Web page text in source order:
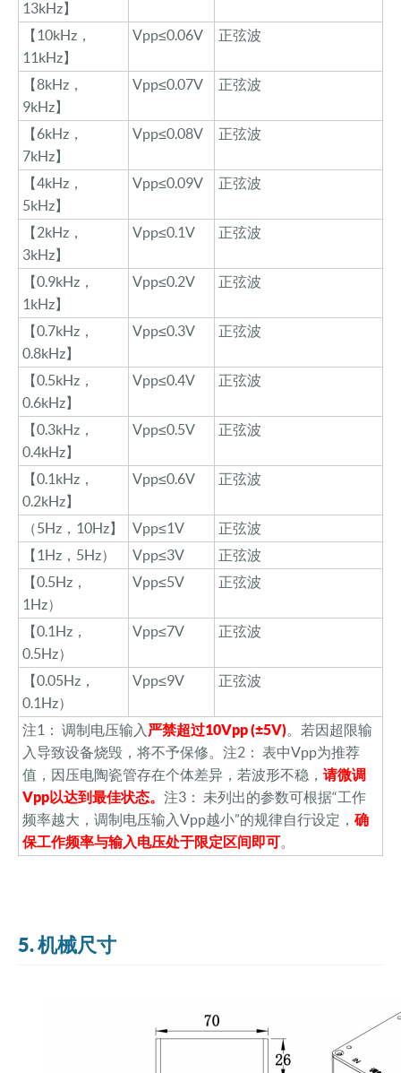
13kHz】
【10kHz，
11kHz】
Vpp≤0.06V 正弦波
【8kHz，
9kHz】
Vpp≤0.07V 正弦波
【6kHz，
7kHz】
Vpp≤0.08V 正弦波
【4kHz，
5kHz】
Vpp≤0.09V 正弦波
【2kHz，
3kHz】
Vpp≤0.1V 正弦波
【0.9kHz，
1kHz】
Vpp≤0.2V 正弦波
【0.7kHz，
0.8kHz】
Vpp≤0.3V 正弦波
【0.5kHz，
0.6kHz】
Vpp≤0.4V 正弦波
【0.3kHz，
0.4kHz】
Vpp≤0.5V 正弦波
【0.1kHz，
0.2kHz】
Vpp≤0.6V 正弦波
（5Hz，10Hz】 Vpp≤1V
正弦波
【1Hz，5Hz） Vpp≤3V
正弦波
【0.5Hz，
1Hz）
Vpp≤5V 正弦波
【0.1Hz，
0.5Hz）
Vpp≤7V 正弦波
【0.05Hz，
0.1Hz）
Vpp≤9V 正弦波
注1： 调制电压输入 严禁超过10Vpp (±5V) 。若因超限输
入导致设备烧毁，将不予保修。 注2： 表中Vpp为推荐
值，因压电陶瓷管存在个体差异，若波形不稳， 请微调
Vpp以达到最佳状态。 注3： 未列出的参数可根据“工作
频率越大，调制电压输入Vpp越小”的规律自行设定， 确
保工作频率与输入电压处于限定区间即可
5. 机械尺寸